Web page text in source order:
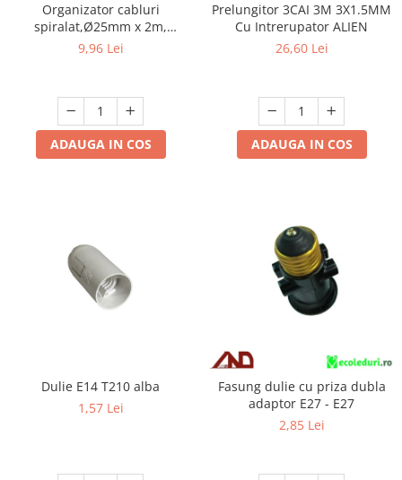
Organizator cabluri
spiralat,Ø25mm x 2m,
gri,protectie birou
9,96 Lei
ADAUGA IN COS
Prelungitor 3CAI 3M 3X1.5MM
Cu Intrerupator ALIEN
26,60 Lei
ADAUGA IN COS
Dulie E14 T210 alba
1,57 Lei
Fasung dulie cu priza dubla
adaptor E27 - E27
2,85 Lei